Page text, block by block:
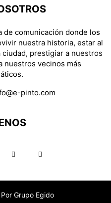
de comunicación donde los
nuestra historia, estar al
prestigiar a nuestros
nuestros vecinos más
pinto.com
Grupo Egido